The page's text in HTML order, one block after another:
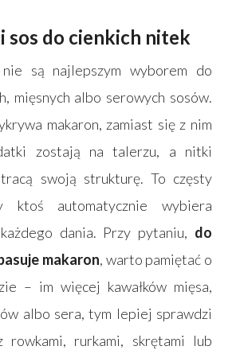
sos do cienkich nitek
są najlepszym wyborem do
mięsnych albo serowych sosów.
makaron, zamiast się z nim
zostają na talerzu, a nitki
swoją strukturę. To częsty
ktoś automatycznie wybiera
dania. Przy pytaniu, do
makaron, warto pamiętać o
– im więcej kawałków mięsa,
albo sera, tym lepiej sprawdzi
rowkami, rurkami, skrętami lub